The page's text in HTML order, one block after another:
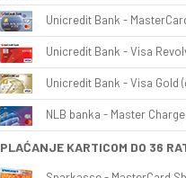
Unicredit Bank -
Unicredit Bank - Visa
Unicredit Bank - Visa Gold
NLB banka - Master
PLAĆANJE KARTICOM DO 36